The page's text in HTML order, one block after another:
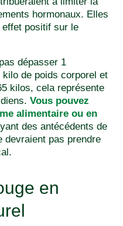
hormonaux. Elles
effet positif sur le
dépasser 1
kilo de poids corporel et
kilos, cela représente
Vous pouvez
alimentaire ou en
des antécédents de
devraient pas prendre
en